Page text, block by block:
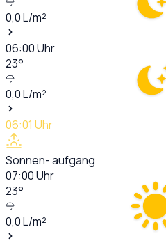
0,0L/m²
06:00Uhr
23°
0,0L/m²
06:01 Uhr
Sonnen- aufgang
07:00Uhr
23°
0,0L/m²